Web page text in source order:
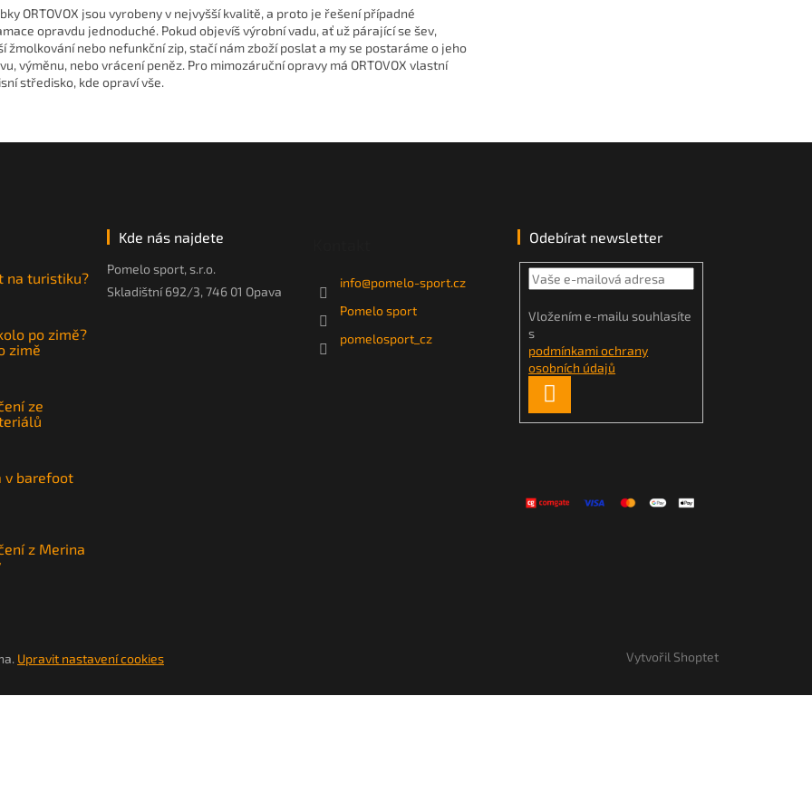
ORTOVOX jsou vyrobeny v nejvyšší kvalitě, a proto je řešení případné
opravdu jednoduché. Pokud objevíš výrobní vadu, ať už párající se šev,
žmolkování nebo nefunkční zip, stačí nám zboží poslat a my se postaráme o jeho
výměnu, nebo vrácení peněz. Pro mimozáruční opravy má ORTOVOX vlastní
středisko, kde opraví vše.
na turistiku?
po zimě?
zimě
ze
v barefoot
z Merina
Kde nás najdete
Pomelo sport, s.r.o.
Skladištní 692/3, 746 01 Opava
info@pomelo-sport.cz
Pomelo sport
pomelosport_cz
Odebírat newsletter
Vložením e-mailu souhlasíte
s
podmínkami ochrany
osobních údajů
SE
Vytvořil Shoptet
Upravit nastavení cookies